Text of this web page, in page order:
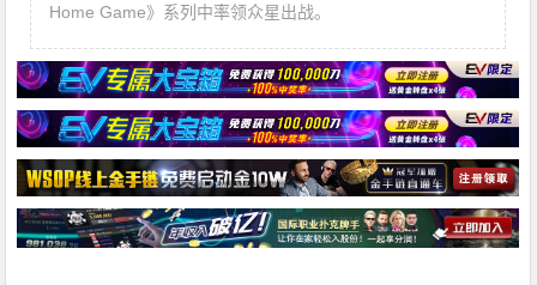
Home Game》系列中率领众星出战。